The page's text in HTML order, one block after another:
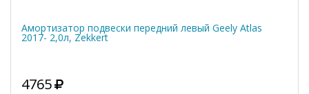
Амортизатор подвески передний левый Geely Atlas
2017- 2,0л, Zekkert
4765